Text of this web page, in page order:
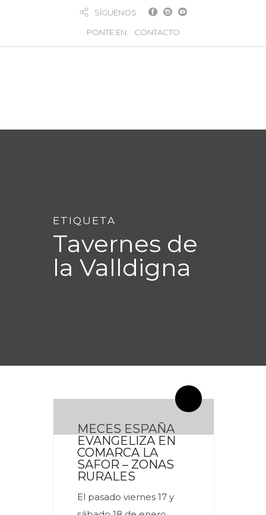
SÍGUENOS
PONTE EN: CONTACTO
ETIQUETA
Tavernes de
la Valldigna
MECES ESPAÑA
EVANGELIZA EN
COMARCA LA
SAFOR – ZONAS
RURALES
El pasado viernes 17 y